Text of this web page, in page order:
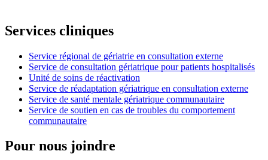
Services cliniques
Service régional de gériatrie en consultation externe
Service de consultation gériatrique pour patients hospitalisés
Unité de soins de réactivation
Service de réadaptation gériatrique en consultation externe
Service de santé mentale gériatrique communautaire
Service de soutien en cas de troubles du comportement
communautaire
Pour nous joindre